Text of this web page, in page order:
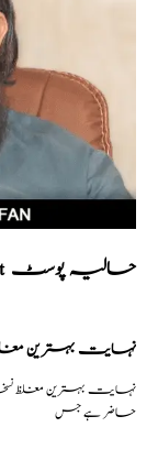
Recent Post حالیہ پوسٹ
نہایت بہترین
نہایت بہترین مغلظ
حاضر ہے جس